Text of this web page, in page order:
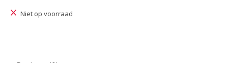
Niet op voorraad